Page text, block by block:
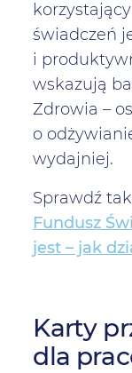
świadczeń
i
wskazują
Zdrowia –
o
wydajniej.
Sprawdź
Fundusz
jest – jak
Karty
dla